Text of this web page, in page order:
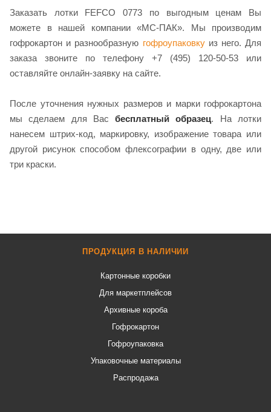
Заказать лотки FEFCO 0773 по выгодным ценам Вы
можете в нашей компании «МС-ПАК». Мы производим
гофрокартон и разнообразную гофроупаковкуиз него. Для
заказа звоните по телефону +7 (495) 120-50-53 или
оставляйте онлайн-заявку на сайте.
После уточнения нужных размеров и марки гофрокартона
мы сделаем для Васбесплатный образец. На лотки
нанесем штрих-код, маркировку, изображение товара или
другой рисунок способом флексографии в одну, две или
три краски.
ПРОДУКЦИЯ В НАЛИЧИИ
Картонные коробки
Для маркетплейсов
Архивные короба
Гофрокартон
Гофроупаковка
Упаковочные материалы
Распродажа